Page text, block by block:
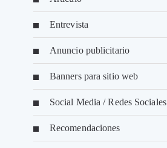
Entrevista
Anuncio publicitario
Banners para sitio web
Social Media / Redes Sociales
Recomendaciones